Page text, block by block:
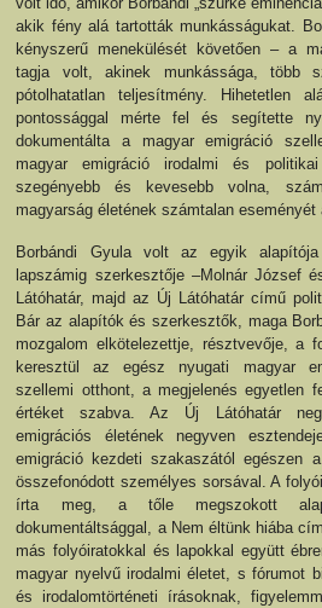
akik fény alá tartották munkásságukat.
kényszerű menekülését követően – a
tagja volt, akinek munkássága, több
pótolhatatlan teljesítmény. Hihetetlen
pontossággal mérte fel és segítette
dokumentálta a magyar emigráció
magyar emigráció irodalmi és politikai
szegényebb és kevesebb volna,
magyarság életének számtalan
Borbándi Gyula volt az egyik
lapszámig szerkesztője –Molnár József
Látóhatár, majd az Új Látóhatár című
Bár az alapítók és szerkesztők, maga
mozgalom elkötelezettje, résztvevője, a
keresztül az egész nyugati magyar
szellemi otthont, a megjelenés egyetlen
értéket szabva. Az Új Látóhatár
emigrációs életének negyven
emigráció kezdeti szakaszától egészen
összefonódott személyes sorsával. A
írta meg, a tőle megszokott
dokumentáltsággal, a Nem éltünk hiába
más folyóiratokkal és lapokkal együtt
magyar nyelvű irodalmi életet, s fórumot
és irodalomtörténeti írásoknak,